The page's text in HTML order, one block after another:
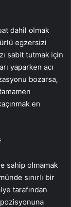
dahil olmak
egzersizi
sabit tutmak için
yaparken acı
bozarsa,
en
sahip olmamak
sınırlı bir
tarafından